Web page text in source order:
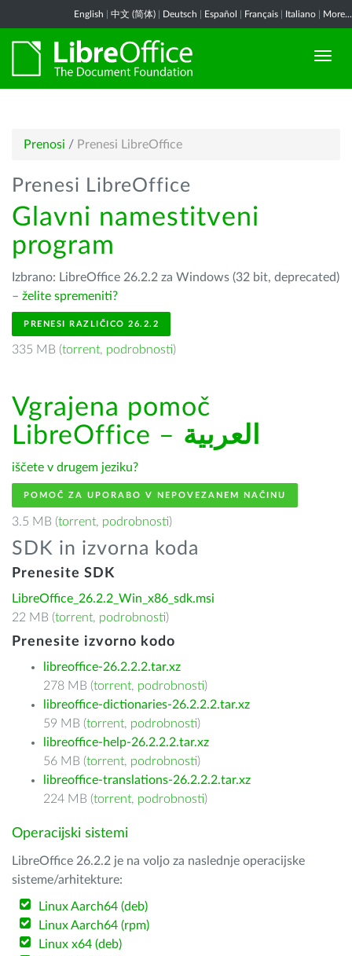
English 中文 (简体) Deutsch Español Français Italiano More...
Prenosi / Prenesi LibreOffice
Prenesi LibreOffice
Glavni namestitveni
program
Izbrano: LibreOffice 26.2.2 za Windows (32 bit, deprecated)
– želite spremeniti?
PRENESI RAZLIČICO 26.2.2
335 MB (torrent, podrobnosti)
Vgrajena pomoč
LibreOffice – العربية
iščete v drugem jeziku?
POMOČ ZA UPORABO V NEPOVEZANEM NAČINU
3.5 MB (torrent, podrobnosti)
SDK in izvorna koda
Prenesite SDK
LibreOffice_26.2.2_Win_x86_sdk.msi
22 MB (torrent, podrobnosti)
Prenesite izvorno kodo
libreoffice-26.2.2.2.tar.xz
278 MB (torrent, podrobnosti)
libreoffice-dictionaries-26.2.2.2.tar.xz
59 MB (torrent, podrobnosti)
libreoffice-help-26.2.2.2.tar.xz
56 MB (torrent, podrobnosti)
libreoffice-translations-26.2.2.2.tar.xz
224 MB (torrent, podrobnosti)
Operacijski sistemi
LibreOffice 26.2.2 je na voljo za naslednje operacijske
sisteme/arhitekture:
Linux Aarch64 (deb)
Linux Aarch64 (rpm)
Linux x64 (deb)